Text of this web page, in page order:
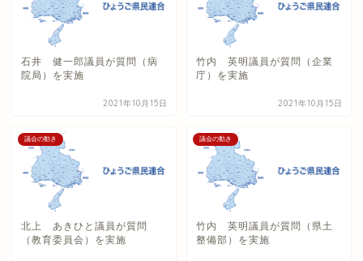
石井 健一郎議員が質問（病
院局）を実施
2021年10月15日
竹内 英明議員が質問（企業
庁）を実施
2021年10月15日
議会の動き
北上 あきひと議員が質問
（教育委員会）を実施
議会の動き
竹内 英明議員が質問（県土
整備部）を実施